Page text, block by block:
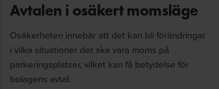
Avtalen i osäkert momsläge
Osäkerheten innebär att det kan bli förändringar
i vilka situationer det ska vara moms på
parkeringsplatser, vilket kan få betydelse för
bolagens avtal.